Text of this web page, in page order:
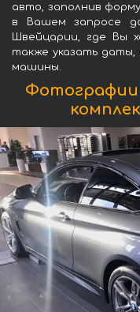
авто, заполнив
в Вашем запросе
Швейцарии, где Вы
также указать
машины.
Фотографии